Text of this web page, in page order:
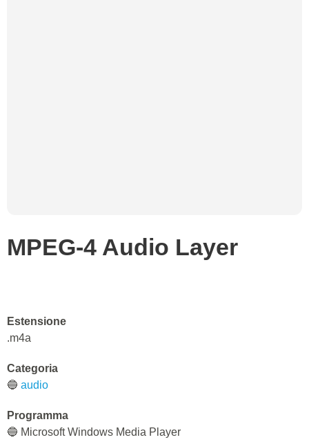
MPEG-4 Audio Layer
Estensione
.m4a
Categoria
🔵 audio
Programma
🔵 Microsoft Windows Media Player